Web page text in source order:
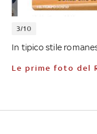
3/10
In tipico stile
Le prime foto del